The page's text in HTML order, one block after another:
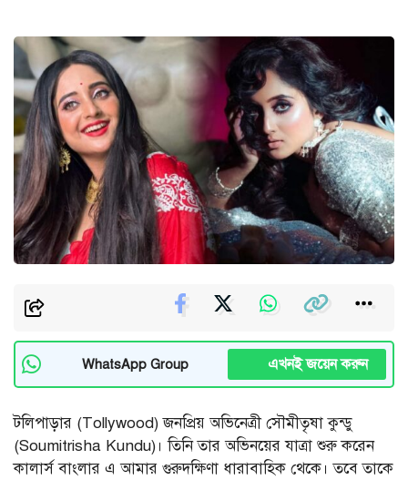
WhatsApp Group এখনই জয়েন করুন
টলিপাড়ার (Tollywood) জনপ্রিয় অভিনেত্রী সৌমীতৃষা কুন্ডু
(Soumitrisha Kundu)। তিনি তার অভিনয়ের যাত্রা শুরু করেন
কালার্স বাংলার এ আমার গুরুদক্ষিণা ধারাবাহিক থেকে। তবে তাকে